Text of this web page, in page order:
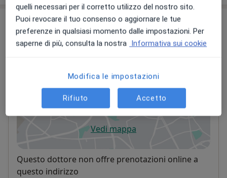
Indirizzi (3)
Indirizzo 1 Indirizzo 2 Online
Spaziomente
Via Alessandro Manzoni 7, Lainate20045
Vedi mappasi apre in una nuova scheda
Disponibilità
Questo dottore non offre prenotazioni online a
questo indirizzo
quelli necessari per il corretto utilizzo del nostro sito.
Puoi revocare il tuo consenso o aggiornare le tue
preferenze in qualsiasi momento dalle impostazioni. Per
saperne di più, consulta la nostra Informativa sui cookie
Modifica le impostazioni
Rifiuto Accetto